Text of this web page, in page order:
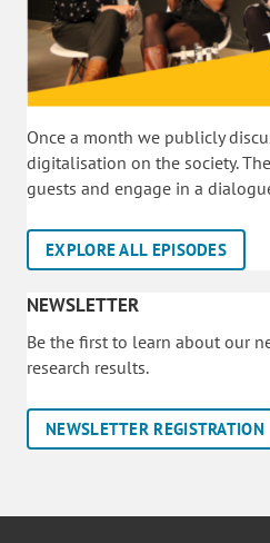
Once a month we publicly
digitalisation on the society.
guests and engage in a
EXPLORE ALL EPISODES
NEWSLETTER
Be the first to learn about our
research results.
NEWSLETTER REGISTRATION